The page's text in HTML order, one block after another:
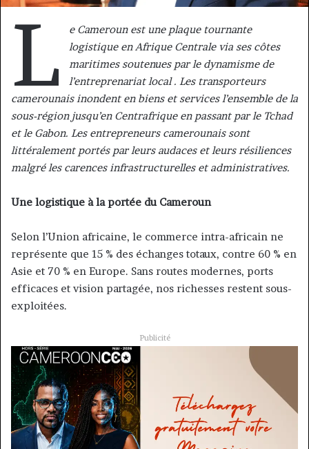
L
e Cameroun est une plaque tournante
logistique en Afrique Centrale via ses côtes
maritimes soutenues par le dynamisme de
l’entreprenariat local . Les transporteurs
camerounais inondent en biens et services l’ensemble de la
sous-région jusqu’en Centrafrique en passant par le Tchad
et le Gabon. Les entrepreneurs camerounais sont
littéralement portés par leurs audaces et leurs résiliences
malgré les carences infrastructurelles et administratives.
Une logistique à la portée du Cameroun
Selon l’Union africaine, le commerce intra-africain ne
représente que 15 % des échanges totaux, contre 60 % en
Asie et 70 % en Europe. Sans routes modernes, ports
efficaces et vision partagée, nos richesses restent sous-
exploitées.
Publicité